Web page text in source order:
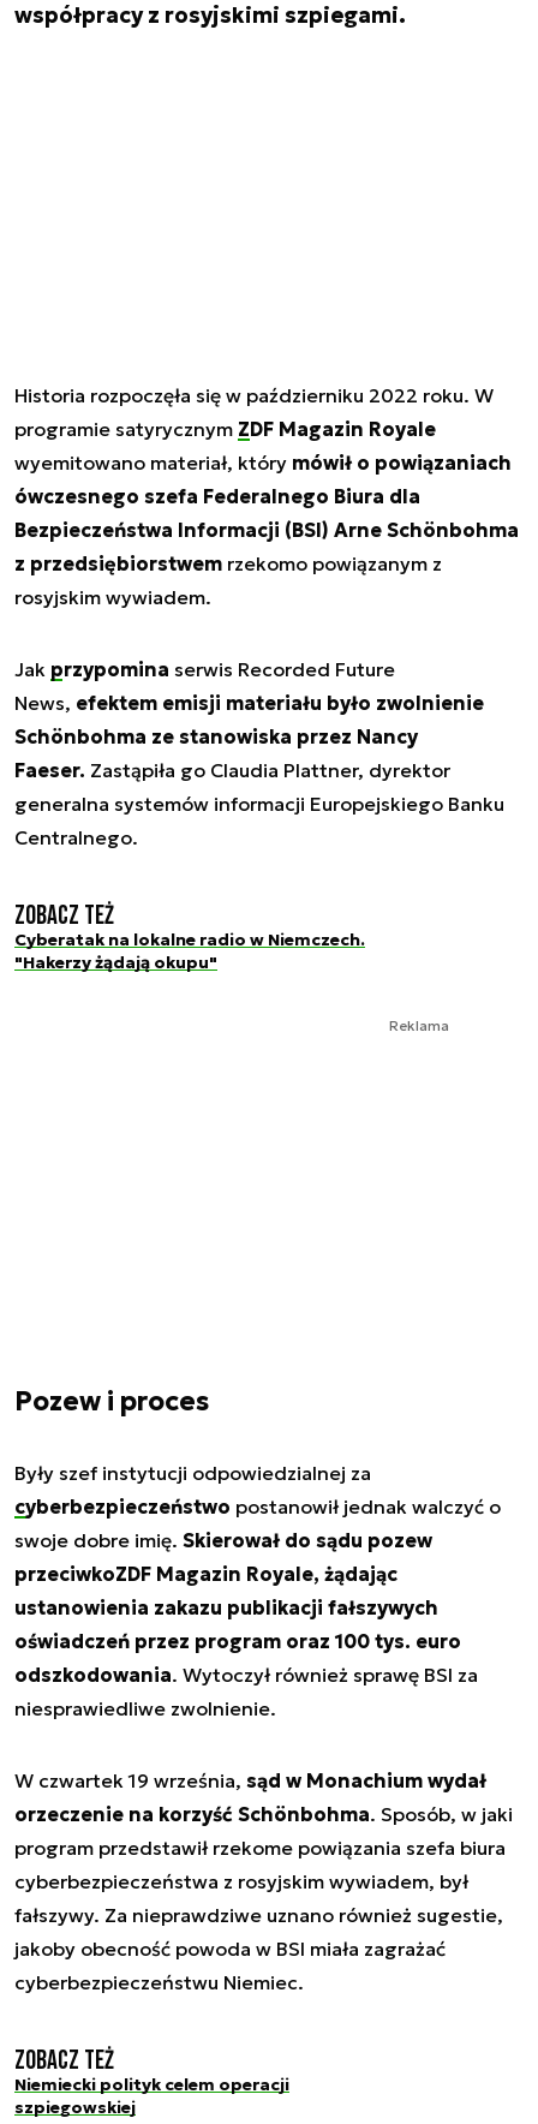
współpracy z rosyjskimi szpiegami.
Historia rozpoczęła się w październiku 2022 roku. W
programie satyrycznym ZDF Magazin Royale
wyemitowano materiał, który mówił o powiązaniach
ówczesnego szefa Federalnego Biura dla
Bezpieczeństwa Informacji (BSI) Arne Schönbohma
z przedsiębiorstwem rzekomo powiązanym z
rosyjskim wywiadem.
Jak przypomina serwis Recorded Future
News, efektem emisji materiału było zwolnienie
Schönbohma ze stanowiska przez Nancy
Faeser. Zastąpiła go Claudia Plattner, dyrektor
generalna systemów informacji Europejskiego Banku
Centralnego.
Zobacz też
Cyberatak na lokalne radio w Niemczech.
"Hakerzy żądają okupu"
Reklama
Pozew i proces
Były szef instytucji odpowiedzialnej za
cyberbezpieczeństwo postanowił jednak walczyć o
swoje dobre imię. Skierował do sądu pozew
przeciwkoZDF Magazin Royale, żądając
ustanowienia zakazu publikacji fałszywych
oświadczeń przez program oraz 100 tys. euro
odszkodowania. Wytoczył również sprawę BSI za
niesprawiedliwe zwolnienie.
W czwartek 19 września, sąd w Monachium wydał
orzeczenie na korzyść Schönbohma. Sposób, w jaki
program przedstawił rzekome powiązania szefa biura
cyberbezpieczeństwa z rosyjskim wywiadem, był
fałszywy. Za nieprawdziwe uznano również sugestie,
jakoby obecność powoda w BSI miała zagrażać
cyberbezpieczeństwu Niemiec.
Zobacz też
Niemiecki polityk celem operacji
szpiegowskiej